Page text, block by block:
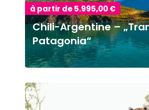
à partir de 5.995,00 €
Chili-Argentine –
Patagonia“